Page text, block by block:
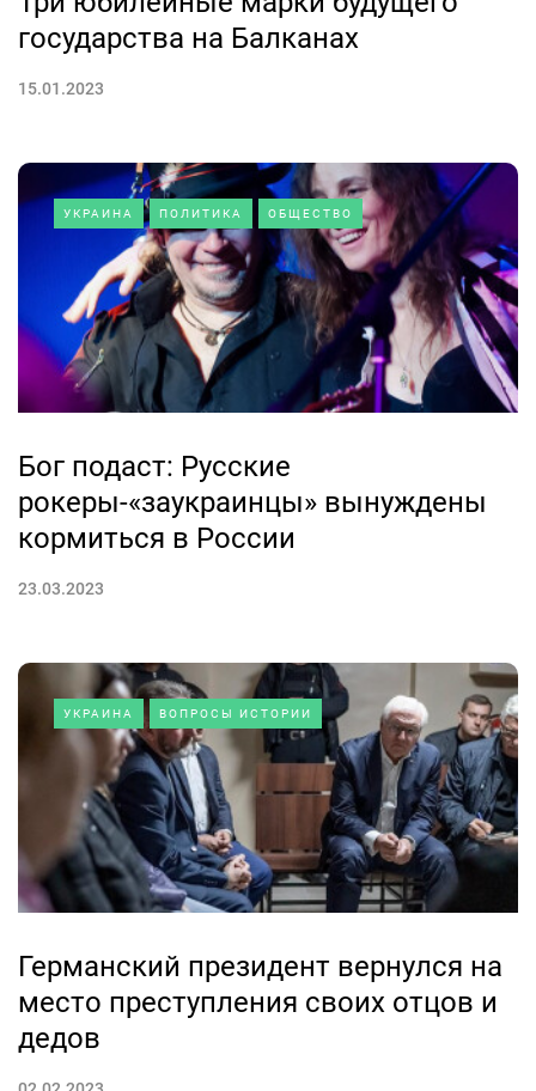
государства на Балканах
15.01.2023
УКРАИНА ПОЛИТИКА ОБЩЕСТВО
Бог подаст: Русские
рокеры-«заукраинцы» вынуждены
кормиться в России
23.03.2023
УКРАИНА ВОПРОСЫ ИСТОРИИ
Германский президент вернулся на
место преступления своих отцов и
дедов